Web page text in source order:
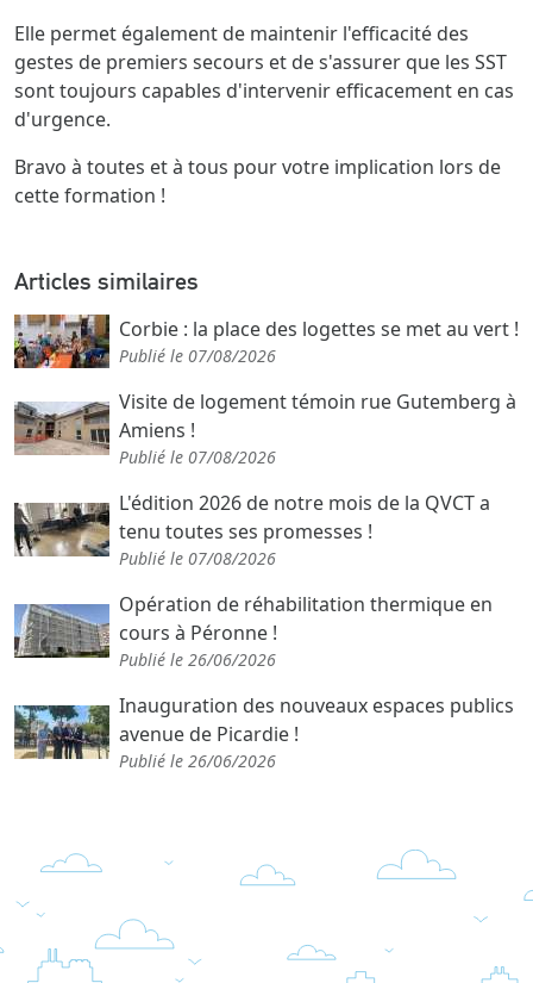
Elle permet également de maintenir l'efficacité des
gestes de premiers secours et de s'assurer que les SST
sont toujours capables d'intervenir efficacement en cas
d'urgence.
Bravo à toutes et à tous pour votre implication lors de
cette formation !
Articles similaires
Corbie : la place des logettes se met au vert !
Publié le 07/08/2026
Visite de logement témoin rue Gutemberg à
Amiens !
Publié le 07/08/2026
L'édition 2026 de notre mois de la QVCT a
tenu toutes ses promesses !
Publié le 07/08/2026
Opération de réhabilitation thermique en
cours à Péronne !
Publié le 26/06/2026
Inauguration des nouveaux espaces publics
avenue de Picardie !
Publié le 26/06/2026